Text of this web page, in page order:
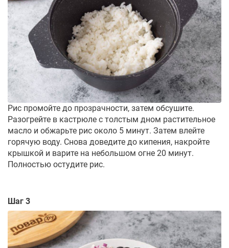
Рис промойте до прозрачности, затем обсушите.
Разогрейте в кастрюле с толстым дном растительное
масло и обжарьте рис около 5 минут. Затем влейте
горячую воду. Снова доведите до кипения, накройте
крышкой и варите на небольшом огне 20 минут.
Полностью остудите рис.
Шаг 3